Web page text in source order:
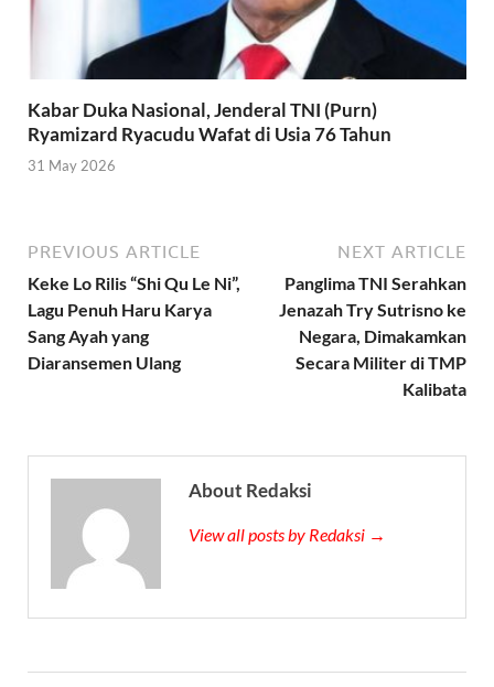
Kabar Duka Nasional, Jenderal TNI (Purn)
Ryamizard Ryacudu Wafat di Usia 76 Tahun
31 May 2026
PREVIOUS ARTICLE
Keke Lo Rilis “Shi Qu Le Ni”,
Lagu Penuh Haru Karya
Sang Ayah yang
Diaransemen Ulang
NEXT ARTICLE
Panglima TNI Serahkan
Jenazah Try Sutrisno ke
Negara, Dimakamkan
Secara Militer di TMP
Kalibata
About Redaksi
View all posts by Redaksi →